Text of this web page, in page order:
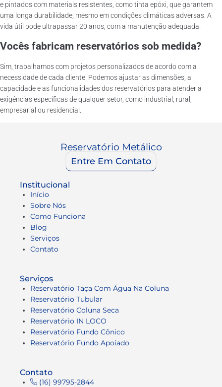
e pintados com materiais resistentes, como tinta epóxi, que garantem
uma longa durabilidade, mesmo em condições climáticas adversas. A
vida útil pode ultrapassar 20 anos, com a manutenção adequada.
Vocês fabricam reservatórios sob medida?
Sim, trabalhamos com projetos personalizados de acordo com a
necessidade de cada cliente. Podemos ajustar as dimensões, a
capacidade e as funcionalidades dos reservatórios para atender a
exigências específicas de qualquer setor, como industrial, rural,
empresarial ou residencial.
Reservatório Metálico
Entre Em Contato
Institucional
Início
Sobre Nós
Como Funciona
Blog
Serviços
Contato
Serviços
Reservatório Taça Com Água Na Coluna
Reservatório Tubular
Reservatório Coluna Seca
Reservatório IN LOCO
Reservatório Fundo Cônico
Reservatório Fundo Apoiado
Contato
(16) 99795-2844